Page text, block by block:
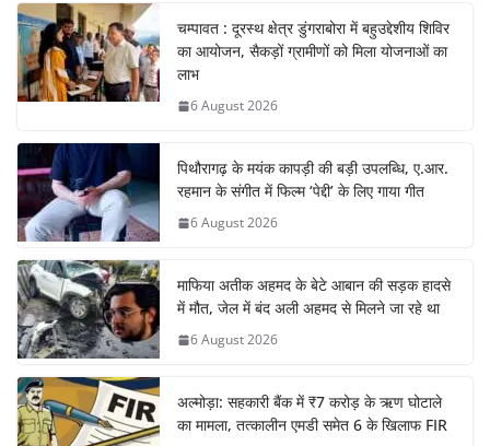
चम्पावत : दूरस्थ क्षेत्र डुंगराबोरा में बहुउद्देशीय शिविर
का आयोजन, सैकड़ों ग्रामीणों को मिला योजनाओं का
लाभ
6 August 2026
पिथौरागढ़ के मयंक कापड़ी की बड़ी उपलब्धि, ए.आर.
रहमान के संगीत में फिल्म ‘पेद्दी’ के लिए गाया गीत
6 August 2026
माफिया अतीक अहमद के बेटे आबान की सड़क हादसे
में मौत, जेल में बंद अली अहमद से मिलने जा रहे था
6 August 2026
अल्मोड़ा: सहकारी बैंक में ₹7 करोड़ के ऋण घोटाले
का मामला, तत्कालीन एमडी समेत 6 के खिलाफ FIR